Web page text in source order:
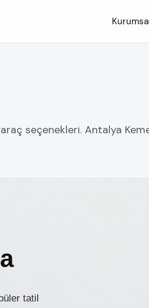
seçenekleri. Antalya
tatil